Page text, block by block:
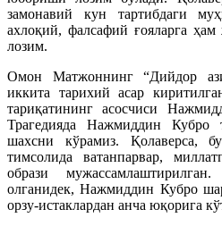
замонавий кун тартибдаги
ахлоқий, фалсафий ғояларга
лозим.
Омон Матжоннинг “Дийдор
иккита тарихий асар
тариқатининг асосчиси
Трагедияда Нажмиддин Кубро
шахсни кўрамиз. Қолаверса,
тимсолида ватанпарвар,
образи
олганидек, Нажмиддин Кубро
орзу-истаклардан анча юқорига